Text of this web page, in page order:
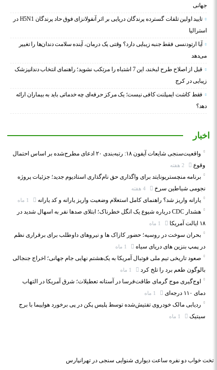
جهانی
تایید اولین تلفات گسترده پرندگان دریایی بر اثر آنفولانزای فوق حاد پرندگان H5N1 در
استرالیا
آیا ارتودنسی فقط جنبه زیبایی دارد؟ وقتی یک درمان، آینده سلامت دندان‌ها را تغییر
می‌دهد
قبل از اصلاح طرح لبخند، این 7 اشتباه را مرتکب نشوید؛ راهنمای انتخاب دندانپزشک
زیبایی در کرج
فقط کاشت ایمپلنت کافی نیست؛ یک مرکز حرفه‌ای چه خدماتی باید به بیماران ارائه
دهد؟
اخبار
واقعیت‌سنجی شایعات آیفون ۱۸: رتبه‌بندی ۲۰ ادعای مطرح‌شده بر اساس احتمال
وقوع
برنامه منچستریونایتد برای واگذاری حق نام‌گذاری استادیوم جدید؛ جزئیات پروژه
نجومی شیاطین سرخ
یارانه واریز شد؟ راهنمای کامل استعلام وضعیت واریز یارانه و کد یارانه
هشدار CDC درباره شیوع یک انگل خطرناک؛ ابتلای صدها نفر به اسهال شدید در
۱۸ ایالت آمریکا
بحران سوخت در روسیه؛ حضور کازاک‌ ها و نیروهای داوطلب برای برقراری نظم
در پمپ بنزین‌ های دریای سیاه
صعود تاریخی تیم ملی فوتبال آمریکا به یک‌هشتم نهایی جام جهانی؛ اخراج جنجالی
بالوگون طعم برد را تلخ کرد
اوج‌گیری موج گرمای طاقت‌فرسا در آستانه تعطیلات؛ شرق آمریکا در التهاب
دمای ۱۱۰ درجه‌ای
ردیابی مالک خودروی تفتیش‌شده توسط پلیس پکن در پی برخورد هواپیما با برج
سیتیک
تخت خواب دو نفره ساعت دیواری شنوایی سنجی در تهرانپارس